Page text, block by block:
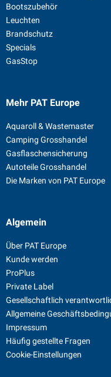
Bootszubehör
Leuchten
Brandschutz
Specials
GasStop
Mehr PAT Europe
Aquaroll & Wastemaster
Camping Grosshandel
Gasflaschensicherung
Autoteile Grosshandel
Die Marken von PAT Europe
Algemein
Über PAT Europe
Kunde werden
ProPlus
Private Label
Gesellschaftlich
Allgemeine
Impressum
Häufig gestellte Fragen
Cookie-Einstellungen